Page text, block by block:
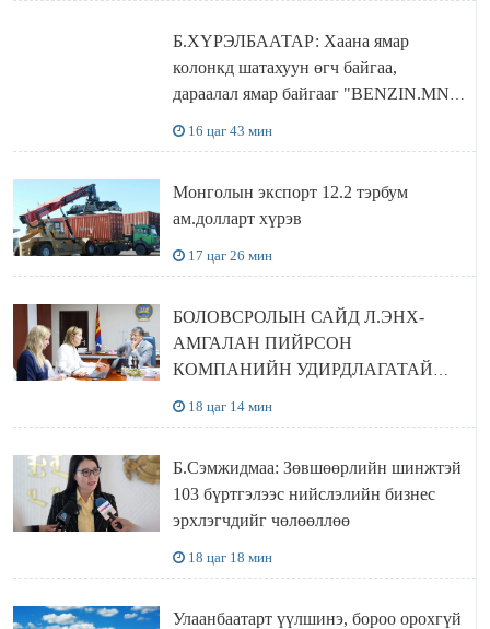
Б.ХҮРЭЛБААТАР: Хаана ямар
колонкд шатахуун өгч байгаа,
дараалал ямар байгааг "BENZIN.MN”
16 цаг 43 мин
Монголын экспорт 12.2 тэрбум
ам.долларт хүрэв
17 цаг 26 мин
БОЛОВСРОЛЫН САЙД Л.ЭНХ-
АМГАЛАН ПИЙРСОН
КОМПАНИЙН УДИРДЛАГАТАЙ
18 цаг 14 мин
Б.Сэмжидмаа: Зөвшөөрлийн шинжтэй
103 бүртгэлээс нийслэлийн бизнес
эрхлэгчдийг чөлөөллөө
18 цаг 18 мин
Улаанбаатарт үүлшинэ, бороо орохгүй